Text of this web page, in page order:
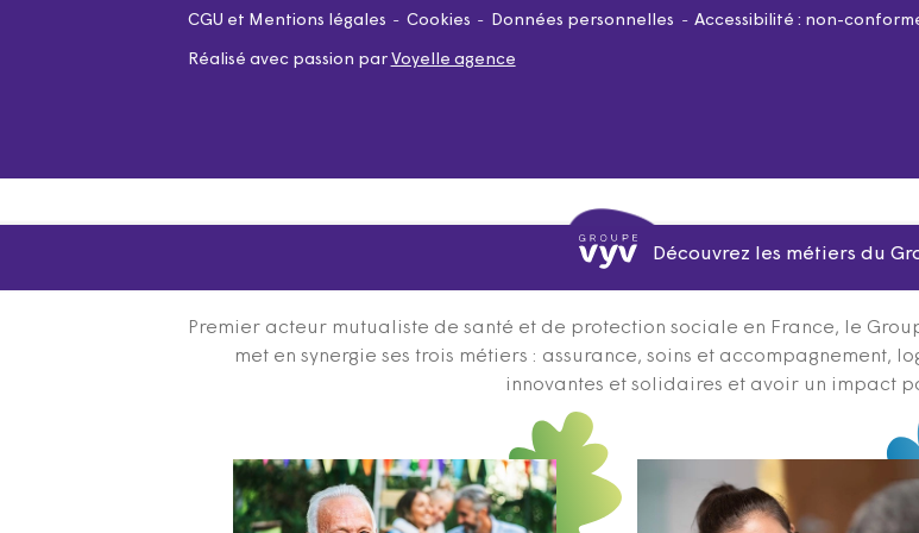
CGU et Mentions légales Cookies Données personnelles Accessibilité : non-
Réalisé avec passion par Voyelle agence
Découvrez les métiers du
Premier acteur mutualiste de santé et de protection sociale en France, le
met en synergie ses trois métiers : assurance, soins et accompagnement,
innovantes et solidaires et avoir un impact